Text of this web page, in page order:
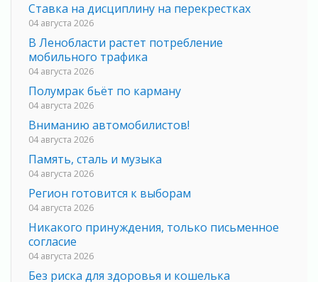
Ставка на дисциплину на перекрестках
04 августа 2026
В Ленобласти растет потребление
мобильного трафика
04 августа 2026
Полумрак бьёт по карману
04 августа 2026
Вниманию автомобилистов!
04 августа 2026
Память, сталь и музыка
04 августа 2026
Регион готовится к выборам
04 августа 2026
Никакого принуждения, только письменное
согласие
04 августа 2026
Без риска для здоровья и кошелька